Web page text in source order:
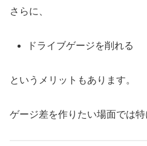
さらに、
ドライブゲージを削れる
というメリットもあります。
ゲージ差を作りたい場面では特